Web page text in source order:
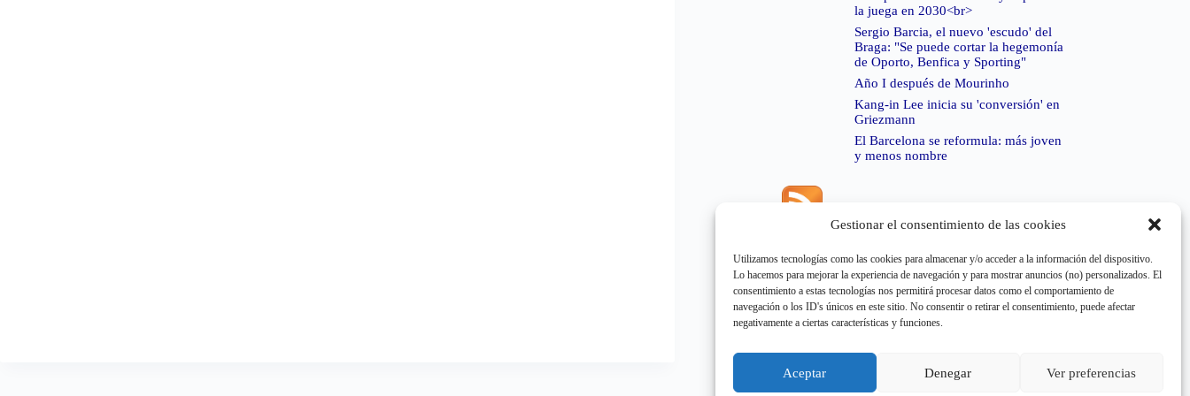
Gestionar el consentimiento de las cookies
Utilizamos tecnologías como las cookies para almacenar y/o acceder a la información del dispositivo.
Lo hacemos para mejorar la experiencia de navegación y para mostrar anuncios (no) personalizados. El
consentimiento a estas tecnologías nos permitirá procesar datos como el comportamiento de
navegación o los ID's únicos en este sitio. No consentir o retirar el consentimiento, puede afectar
negativamente a ciertas características y funciones.
Aceptar Denegar Ver preferencias
la juega en 2030<br>
Sergio Barcia, el nuevo 'escudo' del
Braga: "Se puede cortar la hegemonía
de Oporto, Benfica y Sporting"
Año I después de Mourinho
Kang-in Lee inicia su 'conversión' en
Griezmann
El Barcelona se reformula: más joven
y menos nombre
Error de RSS:Retrieved unsupported status code
"404"